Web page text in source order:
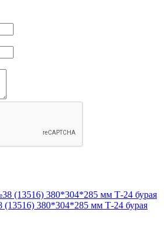
(13516) 380*304*285 мм Т-24 бурая